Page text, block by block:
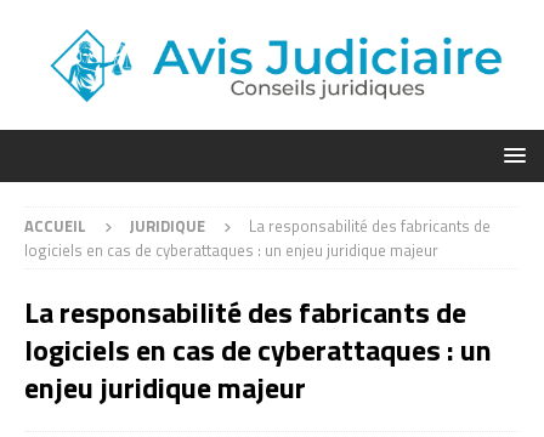
ACCUEIL JURIDIQUE
La responsabilité des fabricants de
logiciels en cas de cyberattaques : un enjeu juridique majeur
La responsabilité des fabricants de
logiciels en cas de cyberattaques : un
enjeu juridique majeur